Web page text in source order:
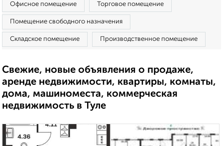
Офисное помещение Торговое помещение
Помещение свободного назначения
Складское помещение Производственное помещение
Свежие, новые объявления о продаже,
аренде недвижимости, квартиры, комнаты,
дома, машиноместа, коммерческая
недвижимость в Туле